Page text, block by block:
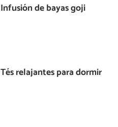
Infusión de bayas goji
Tés relajantes para dormir